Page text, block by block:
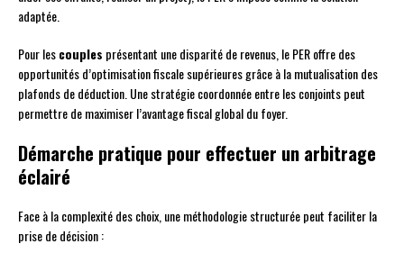
adaptée.
Pour lescouples présentant une disparité de revenus, le PER offre des
opportunités d’optimisation fiscale supérieures grâce à la mutualisation des
plafonds de déduction. Une stratégie coordonnée entre les conjoints peut
permettre de maximiser l’avantage fiscal global du foyer.
Démarche pratique pour effectuer un arbitrage
éclairé
Face à la complexité des choix, une méthodologie structurée peut faciliter la
prise de décision :